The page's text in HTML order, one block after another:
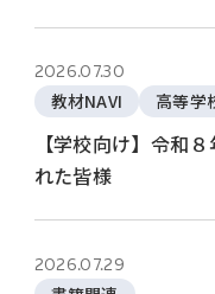
2026.07.30
教材NAVI 高等学
【学校向け】令和
れた皆様
2026.07.29